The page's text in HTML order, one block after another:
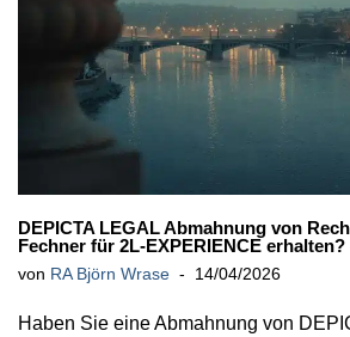
DEPICTA LEGAL Abmahnung von
Fechner für 2L-EXPERIENCE erhalten?
von RA Björn Wrase 14/04/2026
Haben Sie eine Abmahnung von